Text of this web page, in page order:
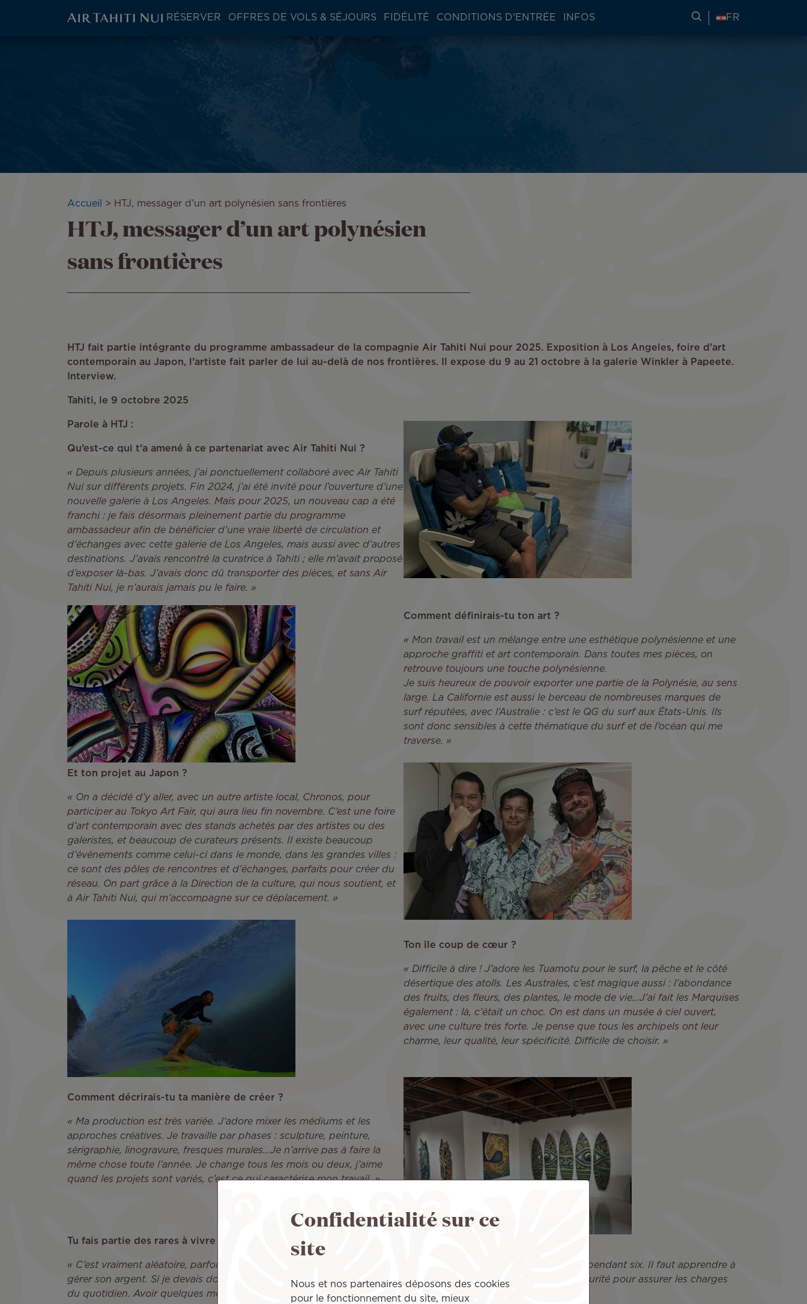
ATN:
Main
RÉSERVER OFFRES DE VOLS & SÉJOURS FIDÉLITÉ CONDITIONS D'ENTRÉE INFOS RECHERCHER DES
FR
Fil
Accueil HTJ, messager d’un art polynésien sans frontières
HTJ, messager d’un art polynésien
sans frontières
HTJ fait partie intégrante du programme ambassadeur de la compagnie Air Tahiti Nui pour 2025. Exposition à Los Angeles, foire d’art
contemporain au Japon, l’artiste fait parler de lui au-delà de nos frontières. Il expose du 9 au 21 octobre à la galerie Winkler à Papeete.
Interview.
Tahiti, le 9 octobre 2025
Parole à HTJ :
Qu’est-ce qui t’a amené à ce partenariat avec Air Tahiti Nui ?
« Depuis plusieurs années, j’ai ponctuellement collaboré avec Air Tahiti
Nui sur différents projets. Fin 2024, j’ai été invité pour l’ouverture d’une
nouvelle galerie à Los Angeles. Mais pour 2025, un nouveau cap a été
franchi : je fais désormais pleinement partie du programme
ambassadeur afin de bénéficier d’une vraie liberté de circulation et
d’échanges avec cette galerie de Los Angeles, mais aussi avec d’autres
destinations. J’avais rencontré la curatrice à Tahiti ; elle m’avait proposé
d’exposer là-bas. J’avais donc dû transporter des pièces, et sans Air
Tahiti Nui, je n’aurais jamais pu le faire. »
Comment définirais-tu ton art ?
« Mon travail est un mélange entre une esthétique polynésienne et une
approche graffiti et art contemporain. Dans toutes mes pièces, on
retrouve toujours une touche polynésienne.
Je suis heureux de pouvoir exporter une partie de la Polynésie, au sens
large. La Californie est aussi le berceau de nombreuses marques de
surf réputées, avec l’Australie : c’est le QG du surf aux États-Unis. Ils
sont donc sensibles à cette thématique du surf et de l’océan qui me
traverse. »
Et ton projet au Japon ?
« On a décidé d’y aller, avec un autre artiste local, Chronos, pour
participer au Tokyo Art Fair, qui aura lieu fin novembre. C’est une foire
d’art contemporain avec des stands achetés par des artistes ou des
galeristes, et beaucoup de curateurs présents. Il existe beaucoup
d’événements comme celui-ci dans le monde, dans les grandes villes :
ce sont des pôles de rencontres et d’échanges, parfaits pour créer du
réseau. On part grâce à la Direction de la culture, qui nous soutient, et
à Air Tahiti Nui, qui m’accompagne sur ce déplacement. »
Ton île coup de cœur ?
« Difficile à dire ! J’adore les Tuamotu pour le surf, la pêche et le côté
désertique des atolls. Les Australes, c’est magique aussi : l’abondance
des fruits, des fleurs, des plantes, le mode de vie…J’ai fait les Marquises
également : là, c’était un choc. On est dans un musée à ciel ouvert,
avec une culture très forte. Je pense que tous les archipels ont leur
charme, leur qualité, leur spécificité. Difficile de choisir. »
Comment décrirais-tu ta manière de créer ?
« Ma production est très variée. J’adore mixer les médiums et les
approches créatives. Je travaille par phases : sculpture, peinture,
sérigraphie, linogravure, fresques murales…Je n’arrive pas à faire la
même chose toute l’année. Je change tous les mois ou deux, j’aime
quand les projets sont variés, c’est ce qui caractérise mon travail. »
Tu fais partie des rares à vivre de ton art ?
« C’est vraiment aléatoire, parfois difficile. Je peux vendre deux ou trois peintures en deux mois, puis plus rien pendant six. Il faut apprendre à
gérer son argent. Si je devais donner un conseil aux jeunes artistes, ce serait de se constituer une marge de sécurité pour assurer les charges
du quotidien. Avoir quelques mois d’avance me permet de prendre le temps de créer. Les ventes sont rares. »
Confidentialité sur ce
site
Nous et nos partenaires déposons des cookies
pour le fonctionnement du site, mieux